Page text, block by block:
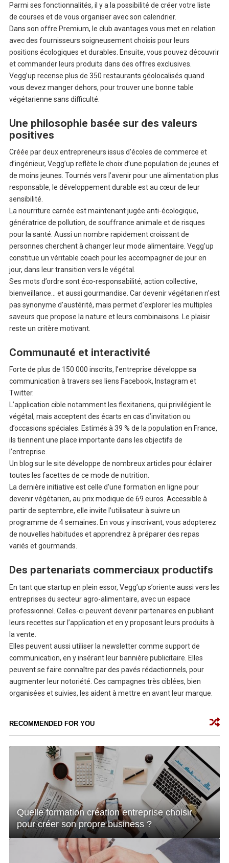
Parmi ses fonctionnalités, il y a la possibilité de créer votre liste
de courses et de vous organiser avec son calendrier.
Dans son offre Premium, le club avantages vous met en relation
avec des fournisseurs soigneusement choisis pour leurs
positions écologiques et durables. Ensuite, vous pouvez découvrir
et commander leurs produits dans des offres exclusives.
Vegg’up recense plus de 350 restaurants géolocalisés quand
vous devez manger dehors, pour trouver une bonne table
végétarienne sans difficulté.
Une philosophie basée sur des valeurs
positives
Créée par deux entrepreneurs issus d’écoles de commerce et
d’ingénieur, Vegg’up reflète le choix d’une population de jeunes et
de moins jeunes. Tournés vers l’avenir pour une alimentation plus
responsable, le développement durable est au cœur de leur
sensibilité.
La nourriture carnée est maintenant jugée anti-écologique,
génératrice de pollution, de souffrance animale et de risques
pour la santé. Aussi un nombre rapidement croissant de
personnes cherchent à changer leur mode alimentaire. Vegg’up
constitue un véritable coach pour les accompagner de jour en
jour, dans leur transition vers le végétal.
Ses mots d’ordre sont éco-responsabilité, action collective,
bienveillance… et aussi gourmandise. Car devenir végétarien n’est
pas synonyme d’austérité, mais permet d’explorer les multiples
saveurs que propose la nature et leurs combinaisons. Le plaisir
reste un critère motivant.
Communauté et interactivité
Forte de plus de 150 000 inscrits, l’entreprise développe sa
communication à travers ses liens Facebook, Instagram et
Twitter.
L’application cible notamment les flexitariens, qui privilégient le
végétal, mais acceptent des écarts en cas d’invitation ou
d’occasions spéciales. Estimés à 39 % de la population en France,
ils tiennent une place importante dans les objectifs de
l’entreprise.
Un blog sur le site développe de nombreux articles pour éclairer
toutes les facettes de ce mode de nutrition.
La dernière initiative est celle d’une formation en ligne pour
devenir végétarien, au prix modique de 69 euros. Accessible à
partir de septembre, elle invite l’utilisateur à suivre un
programme de 4 semaines. En vous y inscrivant, vous adopterez
de nouvelles habitudes et apprendrez à préparer des repas
variés et gourmands.
Des partenariats commerciaux productifs
En tant que startup en plein essor, Vegg’up s’oriente aussi vers les
entreprises du secteur agro-alimentaire, avec un espace
professionnel. Celles-ci peuvent devenir partenaires en publiant
leurs recettes sur l’application et en y proposant leurs produits à
la vente.
Elles peuvent aussi utiliser la newsletter comme support de
communication, en y insérant leur bannière publicitaire. Elles
peuvent se faire connaître par des pavés rédactionnels, pour
augmenter leur notoriété. Ces campagnes très ciblées, bien
organisées et suivies, les aident à mettre en avant leur marque.
RECOMMENDED FOR YOU
Quelle formation création entreprise choisir
pour créer son propre business ?